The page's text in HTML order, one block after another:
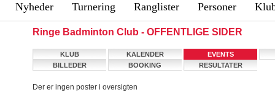
Nyheder Turnering Ranglister Personer
Ringe Badminton Club - OFFENTLIGE SIDER
KLUB KALENDER
EVENTS
BILLEDER
BOOKING RESULTATER
Der er ingen poster i oversigten